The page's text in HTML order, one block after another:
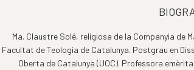
Ma. Claustre Solé, religiosa de la Companyia
Facultat de Teologia de Catalunya. Postgrau en
Oberta de Catalunya (UOC). Professora